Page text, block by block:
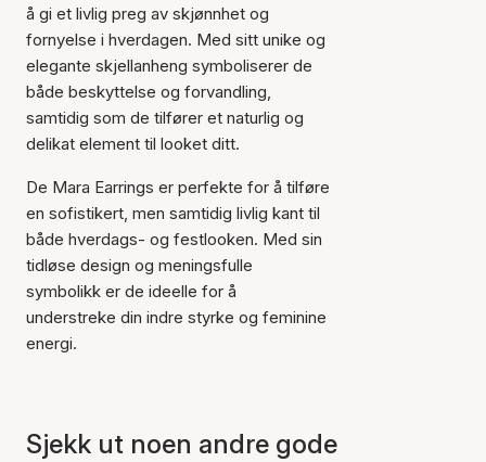
å gi et livlig preg av skjønnhet og
fornyelse i hverdagen. Med sitt unike og
elegante skjellanheng symboliserer de
både beskyttelse og forvandling,
samtidig som de tilfører et naturlig og
delikat element til looket ditt.
De Mara Earrings er perfekte for å tilføre
en sofistikert, men samtidig livlig kant til
både hverdags- og festlooken. Med sin
tidløse design og meningsfulle
symbolikk er de ideelle for å
understreke din indre styrke og feminine
energi.
Sjekk ut noen andre gode